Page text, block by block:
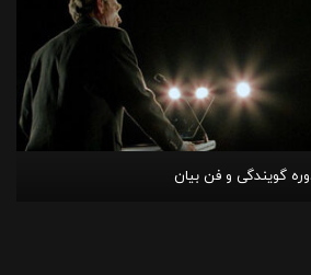
گویندگی و فن بیان